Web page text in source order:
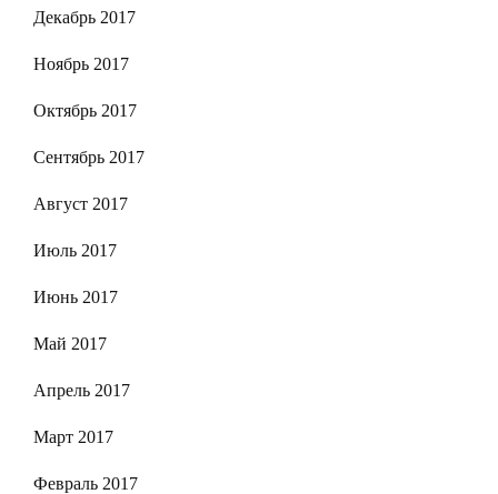
Декабрь 2017
Ноябрь 2017
Октябрь 2017
Сентябрь 2017
Август 2017
Июль 2017
Июнь 2017
Май 2017
Апрель 2017
Март 2017
Февраль 2017